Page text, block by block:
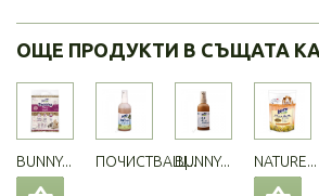
ОЩЕ ПРОДУКТИ В СЪЩАТА
BUNNY... ПОЧИСТВАЩ...BUNNY... NATURE...